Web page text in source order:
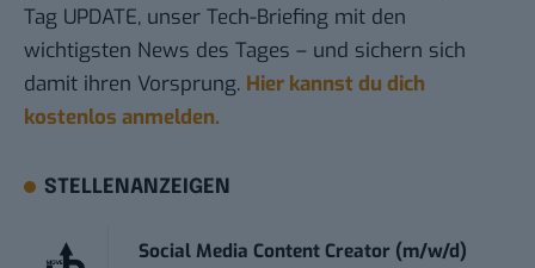
Tag UPDATE, unser Tech-Briefing mit den
wichtigsten News des Tages – und sichern sich
damit ihren Vorsprung. Hier kannst du dich
kostenlos anmelden.
STELLENANZEIGEN
Social Media Content Creator (m/w/d)